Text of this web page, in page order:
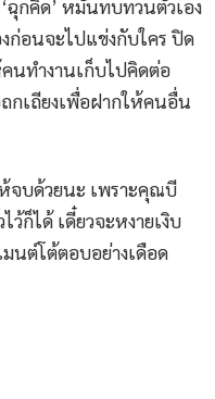
ฉุกคิด’ หมั่นทบทวนตัวเอง
ก่อนจะไปแข่งกับใคร ปิด
นทำงานเก็บไปคิดต่อ
กเถียงเพื่อฝากให้คนอื่น
จบด้วยนะ เพราะคุณบี
ก็ได้ เดี๋ยวจะหงายเงิบ
นต์โต้ตอบอย่างเดือด